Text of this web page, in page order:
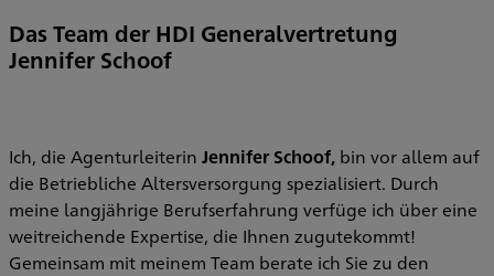
Das Team der HDI Generalvertretung
Jennifer Schoof
Ich, die Agenturleiterin Jennifer Schoof, bin vor allem auf
die Betriebliche Altersversorgung spezialisiert. Durch
meine langjährige Berufserfahrung verfüge ich über eine
weitreichende Expertise, die Ihnen zugutekommt!
Gemeinsam mit meinem Team berate ich Sie zu den